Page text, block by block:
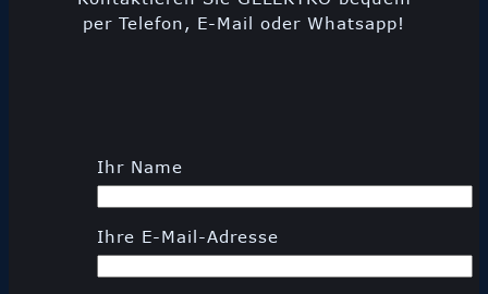
per Telefon, E-Mail oder Whatsapp!
Ihr Name
Ihre E-Mail-Adresse